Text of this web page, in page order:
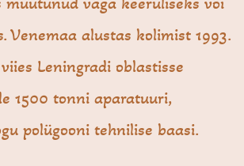
Venemaa alustas kolimist 1993.
Leningradi oblastisse
1500 tonni aparatuuri,
polügooni tehnilise baasi.